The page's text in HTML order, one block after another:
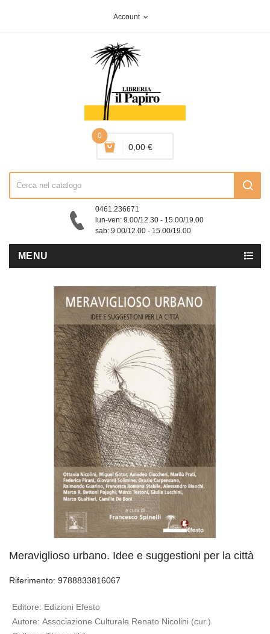
Account expand_more
0
0,00 €
0461.236671
lun-ven: 9.00/12.30 - 15.00/19.00
sab: 9.00/12.00 - 15.00/19.00
MENU
Meraviglioso urbano. Idee e suggestioni per la città
Riferimento: 9788833816067
Editore: Edizioni Efesto
Autore: Associazione Culturale Renato Nicolini (cur.)